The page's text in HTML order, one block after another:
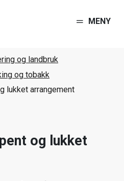
MENY
og landbruk
og tobakk
lukket arrangement
og lukket